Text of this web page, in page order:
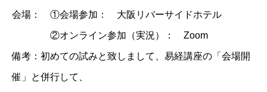
会場： ①会場参加： 大阪リバーサイドホテル
②オンライン参加（実況）： Zoom
備考：初めての試みと致しまして、易経講座の「会場開
催」と併行して、